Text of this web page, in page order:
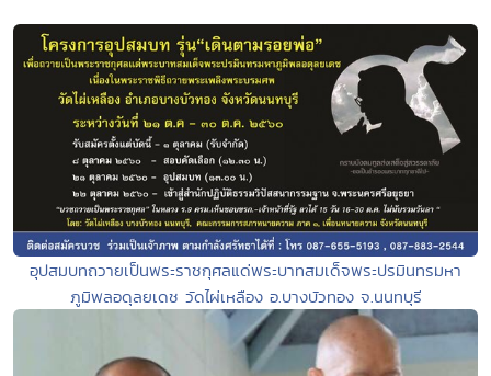
อุปสมบทถวายเป็นพระราชกุศลแด่พระบาทสมเด็จพระปรมินทรมหา
ภูมิพลอดุลยเดช วัดไผ่เหลือง อ.บางบัวทอง จ.นนทบุรี